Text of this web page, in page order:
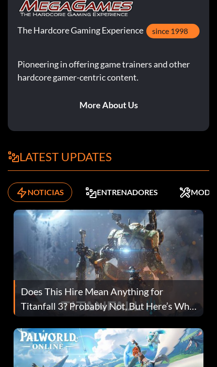
The Hardcore Gaming Experience since 1998
Pioneering in offering game trainers and other
hardcore gamer-centric content.
More About Us
LATEST UPDATES
NOTICIAS ENTRENADORES MODS
Does This Hire Mean Anything for
Titanfall 3? Probably Not, But Here’s Why
Fans Are Hopeful